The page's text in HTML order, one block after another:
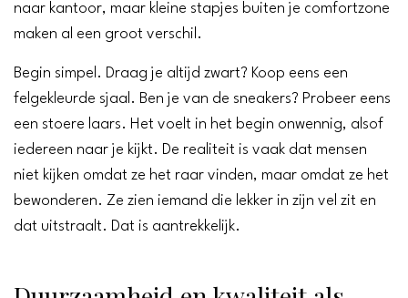
naar kantoor, maar kleine stapjes buiten je comfortzone
maken al een groot verschil.
Begin simpel. Draag je altijd zwart? Koop eens een
felgekleurde sjaal. Ben je van de sneakers? Probeer eens
een stoere laars. Het voelt in het begin onwennig, alsof
iedereen naar je kijkt. De realiteit is vaak dat mensen
niet kijken omdat ze het raar vinden, maar omdat ze het
bewonderen. Ze zien iemand die lekker in zijn vel zit en
dat uitstraalt. Dat is aantrekkelijk.